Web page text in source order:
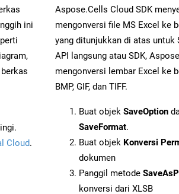
ini
Cloud.
Aspose.Cells Cloud SDK
mengonversi file MS Excel ke
yang ditunjukkan di atas untuk
API langsung atau SDK,
mengonversi lembar Excel ke
BMP, GIF, dan TIFF.
Buat objek SaveOption
SaveFormat.
Buat objek Konversi
dokumen
Panggil metode
konversi dari XLSB